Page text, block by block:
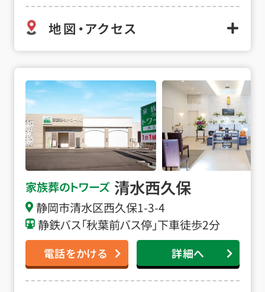
地図・アクセス
家族葬のトワーズ 清水西久保
静岡市清水区西久保1-3-4
静鉄バス「秋葉前バス停」下車徒歩2分
電話をかける 詳細へ
清水西久保の詳細へ